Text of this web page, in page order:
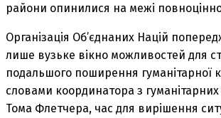
райони опинилися на межі
Організація Об’єднаних Націй
лише вузьке вікно можливостей для
подальшого поширення гуманітарної
словами координатора з
Тома Флетчера, час для вирішення